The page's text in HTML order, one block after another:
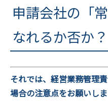
申請会社の「
なれるか否か？
それでは、経営業務管理
場合の注意点をお願いしま